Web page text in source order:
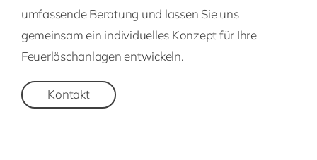
umfassende Beratung und lassen Sie uns
gemeinsam ein individuelles Konzept für Ihre
Feuerlöschanlagen entwickeln.
Kontakt